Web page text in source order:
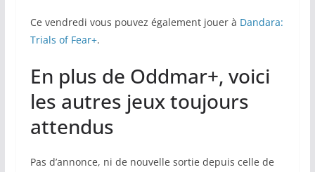
Ce vendredi vous pouvez également jouer à Dandara:
Trials of Fear+.
En plus de Oddmar+, voici
les autres jeux toujours
attendus
Pas d’annonce, ni de nouvelle sortie depuis celle de